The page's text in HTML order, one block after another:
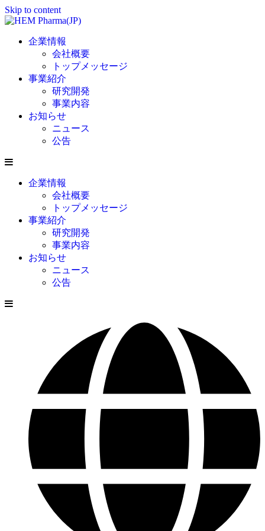
Skip to content
企業情報
会社概要
トップメッセージ
事業紹介
研究開発
事業内容
お知らせ
ニュース
公告
企業情報
会社概要
トップメッセージ
事業紹介
研究開発
事業内容
お知らせ
ニュース
公告